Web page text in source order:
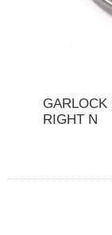
GARLOCK
RIGHT N